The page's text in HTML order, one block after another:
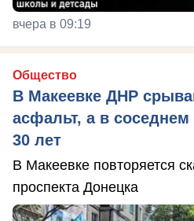
вчера в 09:19
Общество
В Макеевке ДНР
асфальт, а в соседнем
30 лет
В Макеевке повторяется
проспекта Донецка